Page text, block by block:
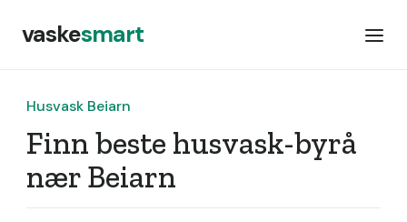
vaskesmart
Husvask Beiarn
Finn beste husvask-byrå
nær Beiarn